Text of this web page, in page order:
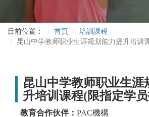
目前位置： 首頁
培訓課程
昆山中学教师职业生涯规划能力提升培训
昆山中学教师职业生涯
升培训课程(限指定学
教育合作伙伴： PAC機構